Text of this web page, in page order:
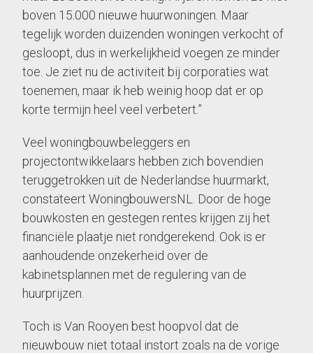
boven 15.000 nieuwe huurwoningen. Maar
tegelijk worden duizenden woningen verkocht of
gesloopt, dus in werkelijkheid voegen ze minder
toe. Je ziet nu de activiteit bij corporaties wat
toenemen, maar ik heb weinig hoop dat er op
korte termijn heel veel verbetert.”
Veel woningbouwbeleggers en
projectontwikkelaars hebben zich bovendien
teruggetrokken uit de Nederlandse huurmarkt,
constateert WoningbouwersNL. Door de hoge
bouwkosten en gestegen rentes krijgen zij het
financiële plaatje niet rondgerekend. Ook is er
aanhoudende onzekerheid over de
kabinetsplannen met de regulering van de
huurprijzen.
Toch is Van Rooyen best hoopvol dat de
nieuwbouw niet totaal instort zoals na de vorige